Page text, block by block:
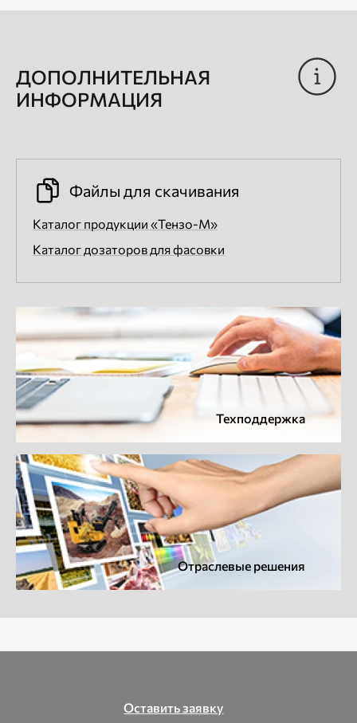
ДОПОЛНИТЕЛЬНАЯ
ИНФОРМАЦИЯ
Файлы для скачивания
Каталог продукции «Тензо-М»
Каталог дозаторов для фасовки
Техподдержка
Отраслевые решения
Оставить заявку